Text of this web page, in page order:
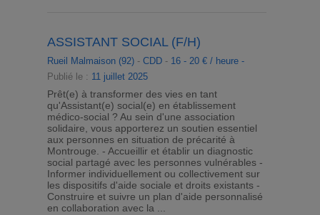
ASSISTANT SOCIAL (F/H)
Rueil Malmaison (92)- CDD - 16 - 20 € / heure -
Publié le : 11 juillet 2025
Prêt(e) à transformer des vies en tant
qu'Assistant(e) social(e) en établissement
médico-social ? Au sein d'une association
solidaire, vous apporterez un soutien essentiel
aux personnes en situation de précarité à
Montrouge. - Accueillir et établir un diagnostic
social partagé avec les personnes vulnérables -
Informer individuellement ou collectivement sur
les dispositifs d'aide sociale et droits existants -
Construire et suivre un plan d'aide personnalisé
en collaboration avec la ...